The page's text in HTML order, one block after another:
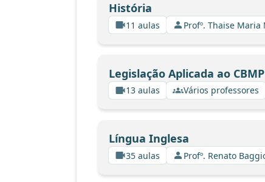
História
11 aulas Profº. Thaise
Legislação Aplicada ao
13 aulas Vários professores
Língua Inglesa
35 aulas Profº. Renato